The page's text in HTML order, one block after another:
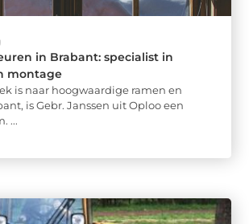
in Brabant: specialist in
montage
is naar hoogwaardige ramen en
is Gebr. Janssen uit Oploo een
...